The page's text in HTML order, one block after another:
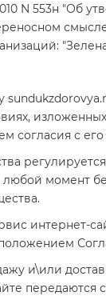
N 553н "Об
согласия с
момент
интернет-
и\или